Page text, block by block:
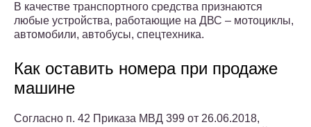
В качестве транспортного средства признаются
любые устройства, работающие на ДВС – мотоциклы,
автомобили, автобусы, спецтехника.
Как оставить номера при продаже
машине
Согласно п. 42 Приказа МВД 399 от 26.06.2018,